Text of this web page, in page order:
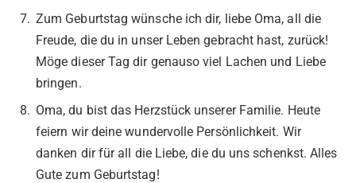
Zum Geburtstag wünsche ich dir, liebe Oma, all die
Freude, die du in unser Leben gebracht hast, zurück!
Möge dieser Tag dir genauso viel Lachen und Liebe
bringen.
Oma, du bist das Herzstück unserer Familie. Heute
feiern wir deine wundervolle Persönlichkeit. Wir
danken dir für all die Liebe, die du uns schenkst. Alles
Gute zum Geburtstag!